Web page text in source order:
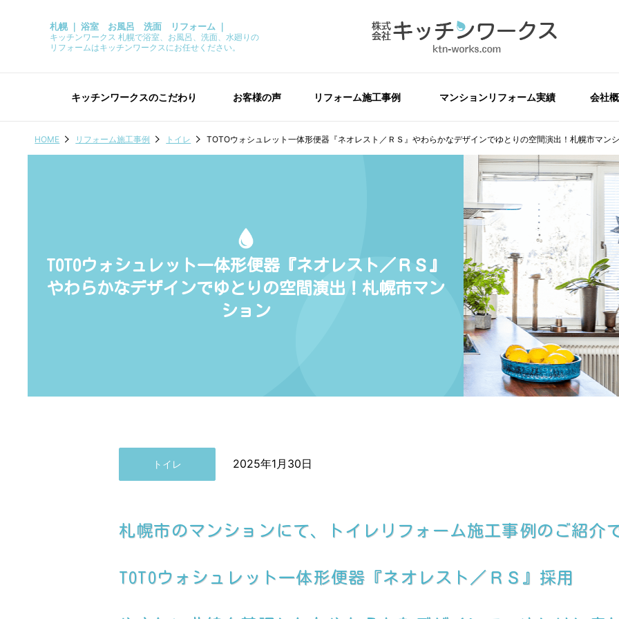
札幌 ｜ 浴室 お風呂 洗面 リフォーム ｜
キッチンワークス 札幌で浴室、お風呂、洗面、水廻りの
リフォームはキッチンワークスにお任せください。
キッチンワークスのこだわり お客様の声 リフォーム施工事例 マンションリフォーム実績 会社
HOME リフォーム施工事例 トイレ TOTOウォシュレット一体形便器『ネオレスト／ＲＳ』やわらかなデザインでゆとりの空間演出！札幌市マン
TOTOウォシュレット一体形便器『ネオレスト／ＲＳ』
やわらかなデザインでゆとりの空間演出！札幌市マン
ション
トイレ 2025年1月30日
札幌市のマンションにて、トイレリフォーム施工事例のご紹介
TOTOウォシュレット一体形便器『ネオレスト／ＲＳ』採用